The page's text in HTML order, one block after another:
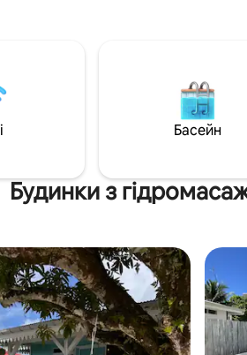
Басейн
Будинки з